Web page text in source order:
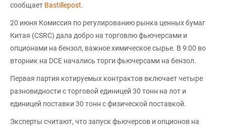
сообщает Bastillepost.
20 июня Комиссия по регулированию рынка ценных бумаг
Китая (CSRC) дала добро на торговлю фьючерсами и
опционами на бензол, важное химическое сырье. В 9:00 во
вторник на DCE начались торги фьючерсами на бензол.
Первая партия котируемых контрактов включает четыре
разновидности с торговой единицей 30 тонн на лот и
единицей поставки 30 тонн с физической поставкой.
Эксперты считают, что запуск фьючерсов и опционов на